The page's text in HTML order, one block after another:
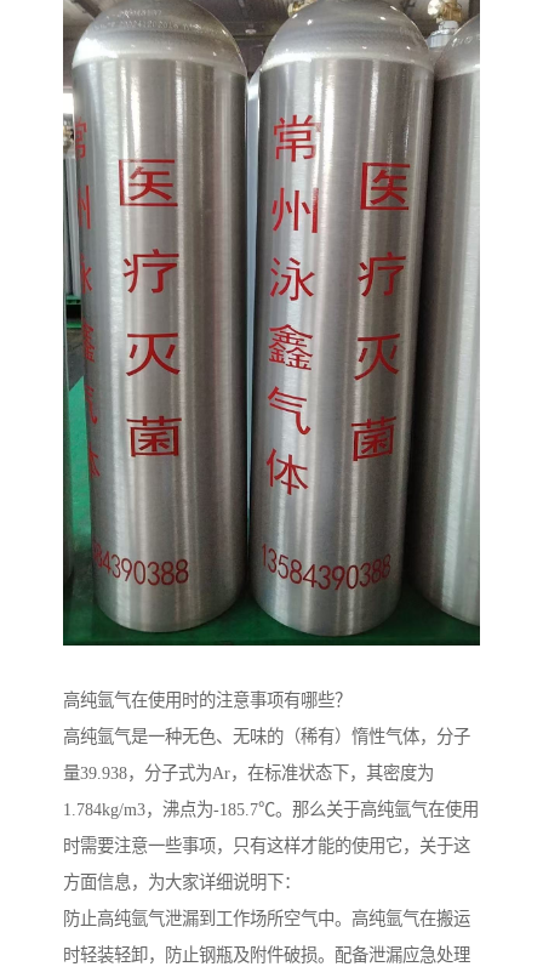
高纯氩气在使用时的注意事项有哪些？
高纯氩气是一种无色、无味的（稀有）惰性气体，分子
量39.938，分子式为Ar，在标准状态下，其密度为
1.784kg/m3，沸点为-185.7℃。那么关于高纯氩气在使用
时需要注意一些事项，只有这样才能的使用它，关于这
方面信息，为大家详细说明下：
防止高纯氩气泄漏到工作场所空气中。高纯氩气在搬运
时轻装轻卸，防止钢瓶及附件破损。配备泄漏应急处理